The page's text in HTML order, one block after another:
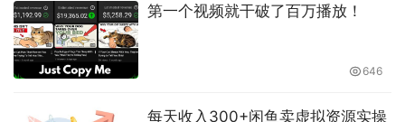
第一个视频就干破了百万播放！
646
每天收入300+闲鱼卖虚拟资源实操